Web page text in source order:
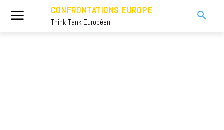
CONFRONTATIONS EUROPE
Think Tank Européen